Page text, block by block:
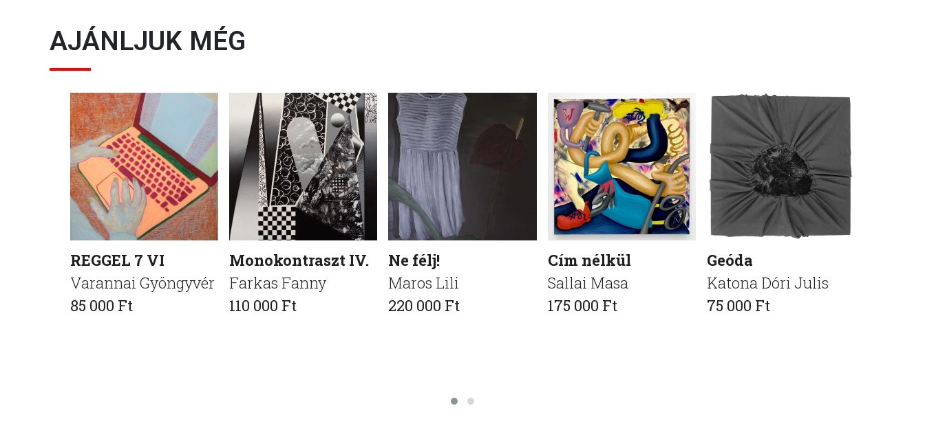
AJÁNLJUK MÉG
REGGEL 7 VI
Varannai Gyöngyvér
85 000 Ft
Monokontraszt IV.
Farkas Fanny
110 000 Ft
Ne félj!
Maros Lili
220 000 Ft
Cím nélkül
Sallai Masa
175 000 Ft
Geóda
Katona Dóri Julis
75 000 Ft